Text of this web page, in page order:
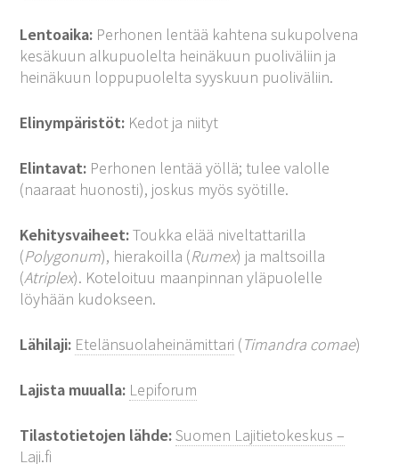
Lentoaika: Perhonen lentää kahtena sukupolvena
kesäkuun alkupuolelta heinäkuun puoliväliin ja
heinäkuun loppupuolelta syyskuun puoliväliin.
Elinympäristöt: Kedot ja niityt
Elintavat: Perhonen lentää yöllä; tulee valolle
(naaraat huonosti), joskus myös syötille.
Kehitysvaiheet:Toukka elää niveltattarilla
(Polygonum), hierakoilla (Rumex) ja maltsoilla
(Atriplex). Koteloituu maanpinnan yläpuolelle
löyhään kudokseen.
Lähilaji: Etelänsuolaheinämittari (Timandra comae)
Lajista muualla: Lepiforum
Tilastotietojen lähde:Suomen Lajitietokeskus –
Laji.fi